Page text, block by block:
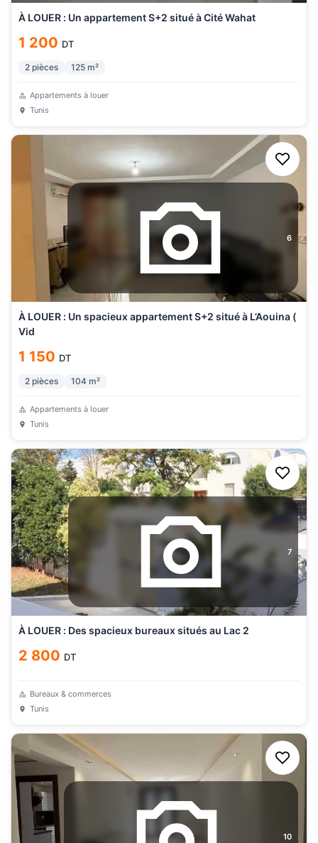
À LOUER : Un appartement S+2 situé à Cité Wahat
1 200 DT
2 pièces 125 m²
Appartements à louer
Tunis
6
À LOUER : Un spacieux appartement S+2 situé à L’Aouina (
Vid
1 150 DT
2 pièces 104 m²
Appartements à louer
Tunis
7
À LOUER : Des spacieux bureaux situés au Lac 2
2 800 DT
Bureaux & commerces
Tunis
10